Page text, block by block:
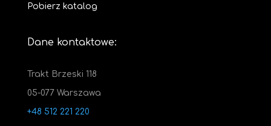
Pobierz katalog
Dane kontaktowe:
Trakt Brzeski 118
05-077 Warszawa
+48 512 221 220